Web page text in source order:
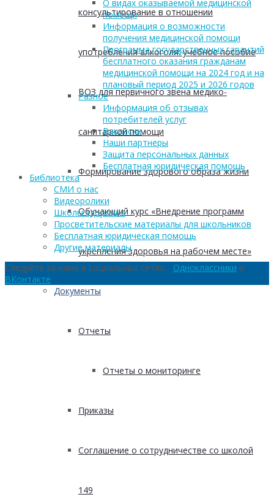
консультирование в отношении
употребления алкоголя: учебное пособие
ВОЗ для первичного звена медико-
санитарной помощи
Формирование здорового образа жизни
Обучающий курс «Внедрение программ
укрепления здоровья на рабочем месте»
Документы
Отчеты
Отчеты о мониторинге
Приказы
Соглашение о сотрудничестве со школой
149
О видах оказываемой медицинской
помощи
Информация о возможности
получения медицинской помощи
Программа государственных гарантий
бесплатного оказания гражданам
медицинской помощи на 2024 год и на
плановый период 2025 и 2026 годов
Разное
Информация об отзывах
потребителей услуг
Вакансии
Наши партнеры
Защита персональных данных
Бесплатная юридическая помощь
Библиотека
СМИ о нас
Видеоролики
Школы здоровья
Просветительские материалы для школьников
Бесплатная юридическая помощь
Другие материалы
Следуйте за нами в социальных сетях: Одноклассники и
ВКонтакте